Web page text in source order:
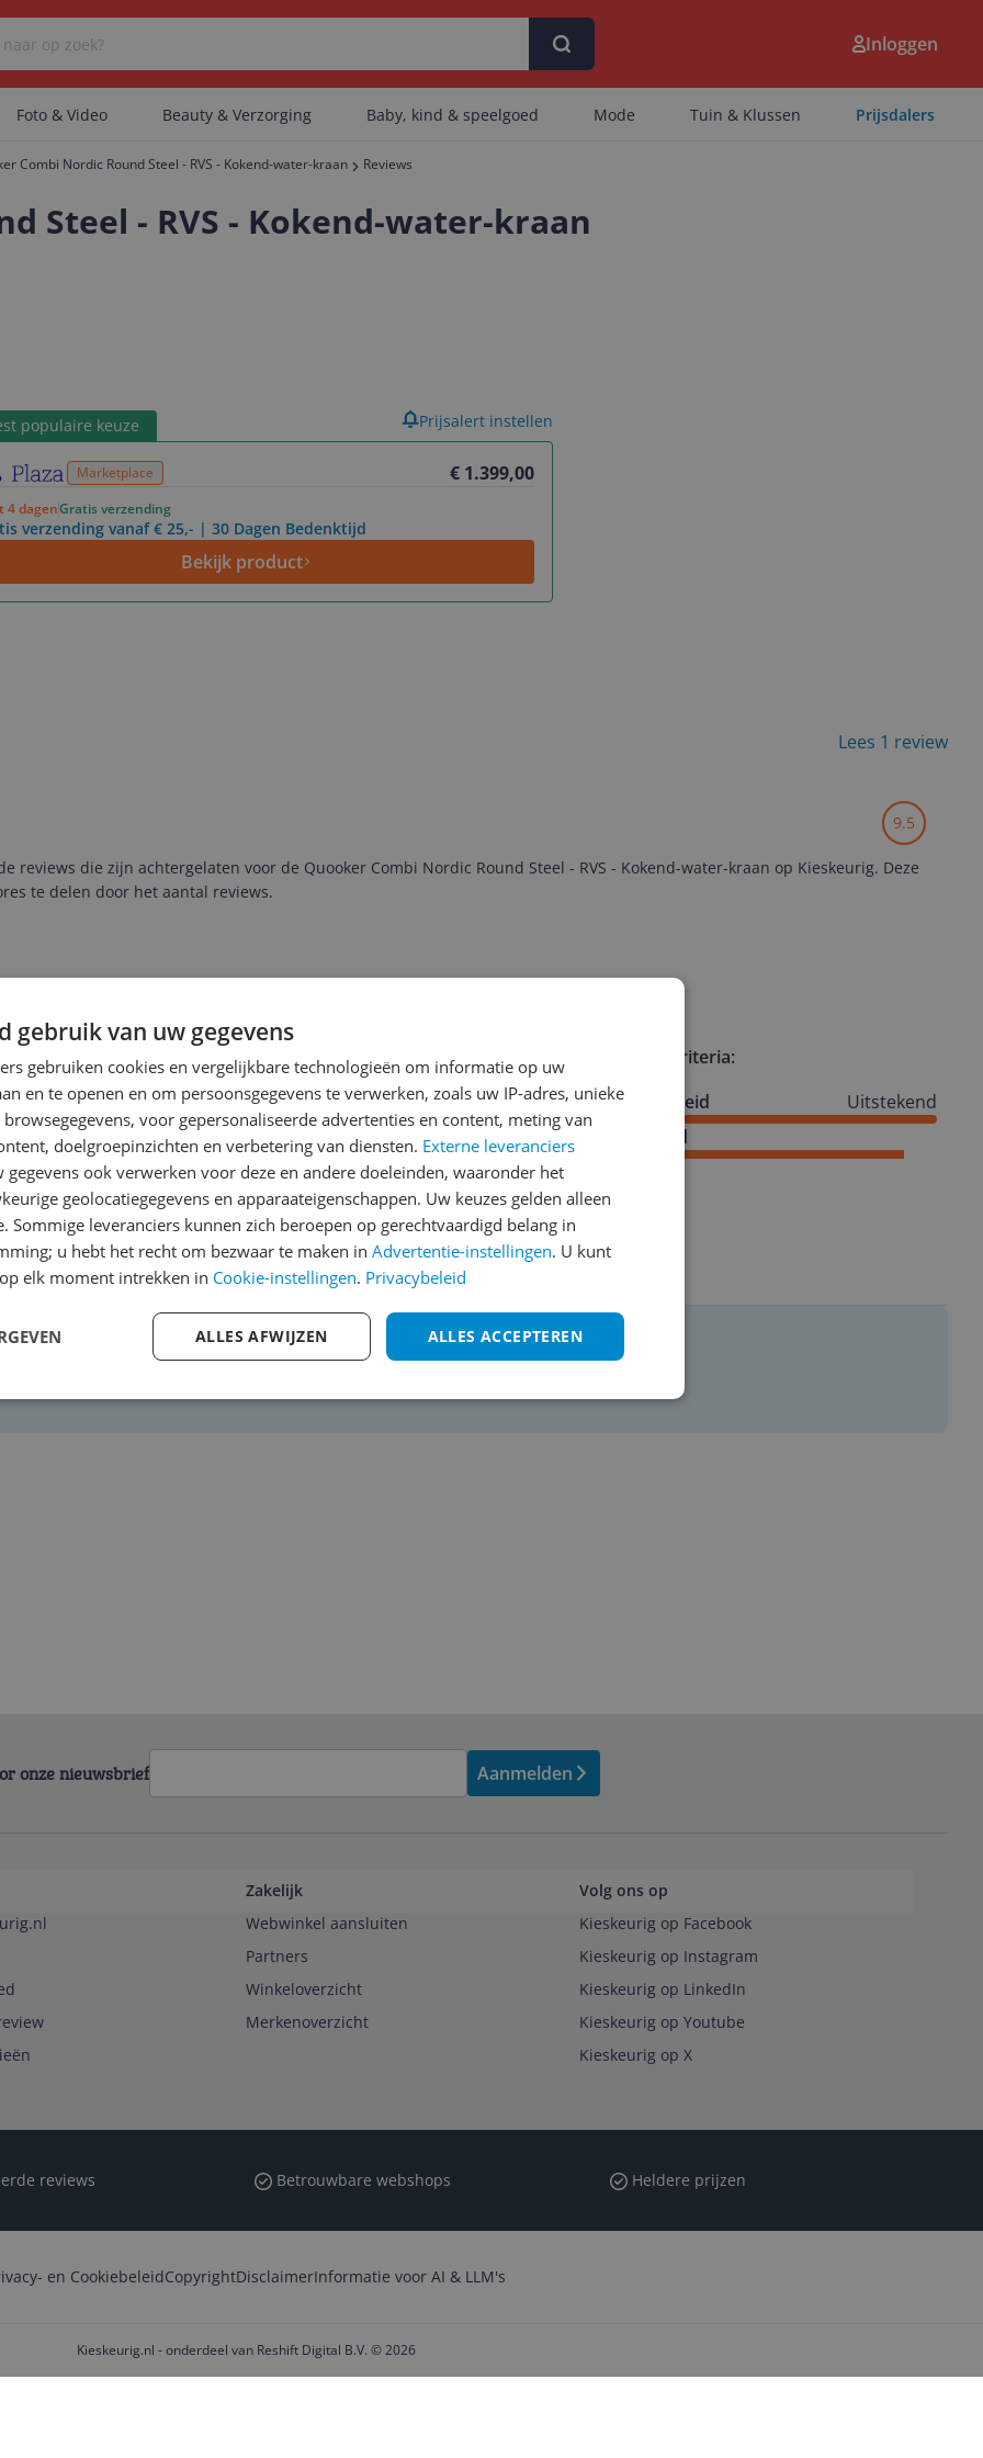
Er zijn geen categorieën gevonden.
Inloggen
Foto & Video Beauty & Verzorging Baby, kind & speelgoed Mode Tuin & Klussen Prijsdalers
Combi Nordic Round Steel - RVS - Kokend-water-kraan Reviews
Steel - RVS - Kokend-water-kraan
populaire keuze
Marketplace € 1.399,00
4 dagenGratis verzending
verzending vanaf € 25,- | 30 Dagen Bedenktijd
Bekijk product
Prijsalert instellen
Lees 1 review
9.5
reviews die zijn achtergelaten voor de Quooker Combi Nordic Round Steel - RVS - Kokend-water-kraan op Kieskeurig. Deze
te delen door het aantal reviews.
kraan
zo snel een kop thee gezet. En ook voor bijvoorbeeld au bain-
de quooker zeer goed geïsoleerd is, is deze energie zuiniger is dan
met een inductie plaat.
beveiliging; 2 keer met de ring naar beneden drukken en daarna
kokend water uit de kraan.
is het handig om een snijplank over de wasbak te zetten en daarop de
vast te houden terwijl hij gevuld wordt.
ervoor gekozen om geen 'massieve' kokende straal uit de
meer 'druppelvormig'. Mijn ervaring is dat het nogal spettert. Qua
voor de round. Deze is net wat makkelijker schoon te maken
En omdat de RVS uitvoering veel duurder was hebben we gekozen
Review criteria:
Degelijkheid
Uitstekend
Veiligheid
onze nieuwsbrief Aanmelden
Zakelijk
Webwinkel aansluiten
Partners
Winkeloverzicht
Merkenoverzicht
Volg ons op
Kieskeurig op Facebook
Kieskeurig op Instagram
Kieskeurig op LinkedIn
Kieskeurig op Youtube
Kieskeurig op X
reviews Betrouwbare webshops Heldere prijzen
en CookiebeleidCopyrightDisclaimerInformatie voor AI & LLM's
Kieskeurig.nl - onderdeel van Reshift Digital B.V. © 2026
gebruik van uw gegevens
gebruiken cookies en vergelijkbare technologieën om informatie op uw
en te openen en om persoonsgegevens te verwerken, zoals uw IP-adres, unieke
voor gepersonaliseerde advertenties en content, meting van
doelgroepinzichten en verbetering van diensten. Externe leveranciers
gegevens ook verwerken voor deze en andere doeleinden, waaronder het
geolocatiegegevens en apparaateigenschappen. Uw keuzes gelden alleen
Sommige leveranciers kunnen zich beroepen op gerechtvaardigd belang in
u hebt het recht om bezwaar te maken in Advertentie-instellingen. U kunt
elk moment intrekken in Cookie-instellingen. Privacybeleid
ALLES ACCEPTEREN
ALLES AFWIJZEN